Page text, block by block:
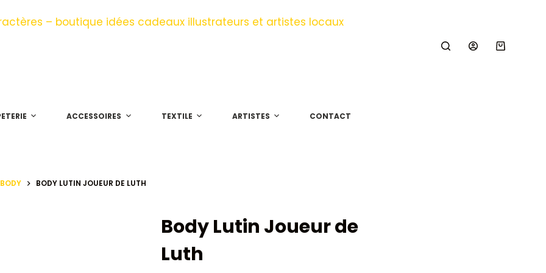
Panier
ACCESSOIRES TEXTILE ARTISTES CONTACT
BODY BODY LUTIN JOUEUR DE LUTH
Body Lutin Joueur de
Luth